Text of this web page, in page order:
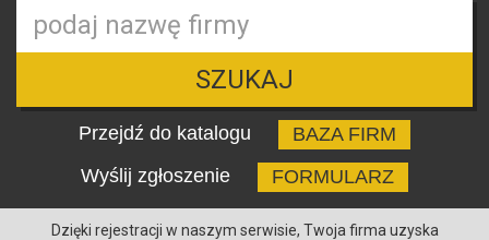
SZUKAJ
Przejdź do katalogu
BAZA FIRM
Wyślij zgłoszenie
FORMULARZ
Dzięki rejestracji w naszym serwisie, Twoja firma uzyska